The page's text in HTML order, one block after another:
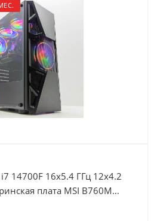
14700F 16x5.4 ГГц 12x4.2
плата MSI B760M
RTX 5070 12Гб,